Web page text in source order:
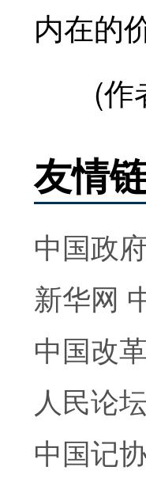
内在的
(作者
友情
中国政
新华网
中国改
人民论
中国记